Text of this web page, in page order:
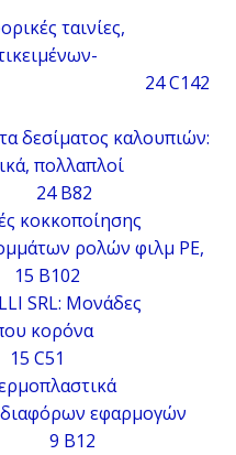
ταινίες,
24 C142
δεσίματος καλουπιών:
πολλαπλοί
24 B82
κοκκοποίησης
ρολών φιλμ ΡΕ,
SRL: Μονάδες
τύπου κορόνα
διαφόρων εφαρμογών